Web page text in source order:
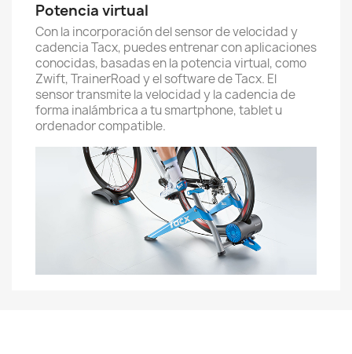
Potencia virtual
Con la incorporación del sensor de velocidad y
cadencia Tacx, puedes entrenar con aplicaciones
conocidas, basadas en la potencia virtual, como
Zwift, TrainerRoad y el software de Tacx. El
sensor transmite la velocidad y la cadencia de
forma inalámbrica a tu smartphone, tablet u
ordenador compatible.